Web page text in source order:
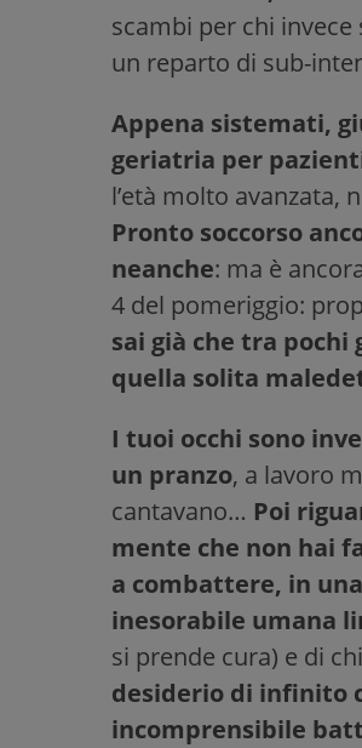
scambi per chi
un reparto di sub-
Appena sistemati,
geriatria per
l’età molto
Pronto soccorso
neanche: ma è
4 del pomeriggio:
sai già che tra
quella solita
I tuoi occhi sono
un pranzo, a lavoro
cantavano… Poi
mente che non hai
a combattere, in
inesorabile umana
si prende cura) e di
desiderio di infinito
incomprensibile